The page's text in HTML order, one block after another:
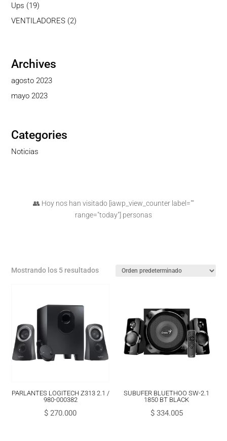
Ups 1919
productos
VENTILADORES 22
Archives
agosto 2023
mayo 2023
Categories
Noticias
👥 Hoy nos han visitado [iawp_view_counter label=""
range="today"] personas
Mostrando los 5 resultados
PARLANTES LOGITECH Z313 2.1 /
980-000382
$ 270.000
SUBUFER BLUETHOO SW-2.1
1850 BT BLACK
$334.005